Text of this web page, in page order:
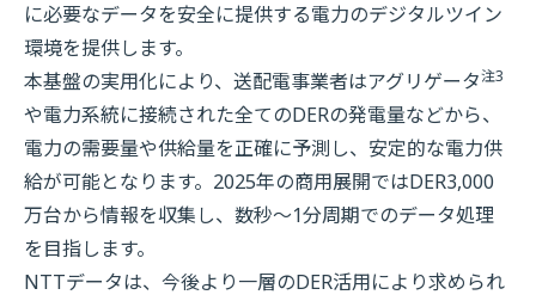
に必要なデータを安全に提供する電力のデジタルツイン
環境を提供します。
本基盤の実用化により、送配電事業者はアグリゲータ注3
や電力系統に接続された全てのDERの発電量などから、
電力の需要量や供給量を正確に予測し、安定的な電力供
給が可能となります。2025年の商用展開ではDER3,000
万台から情報を収集し、数秒～1分周期でのデータ処理
を目指します。
NTTデータは、今後より一層のDER活用により求められ